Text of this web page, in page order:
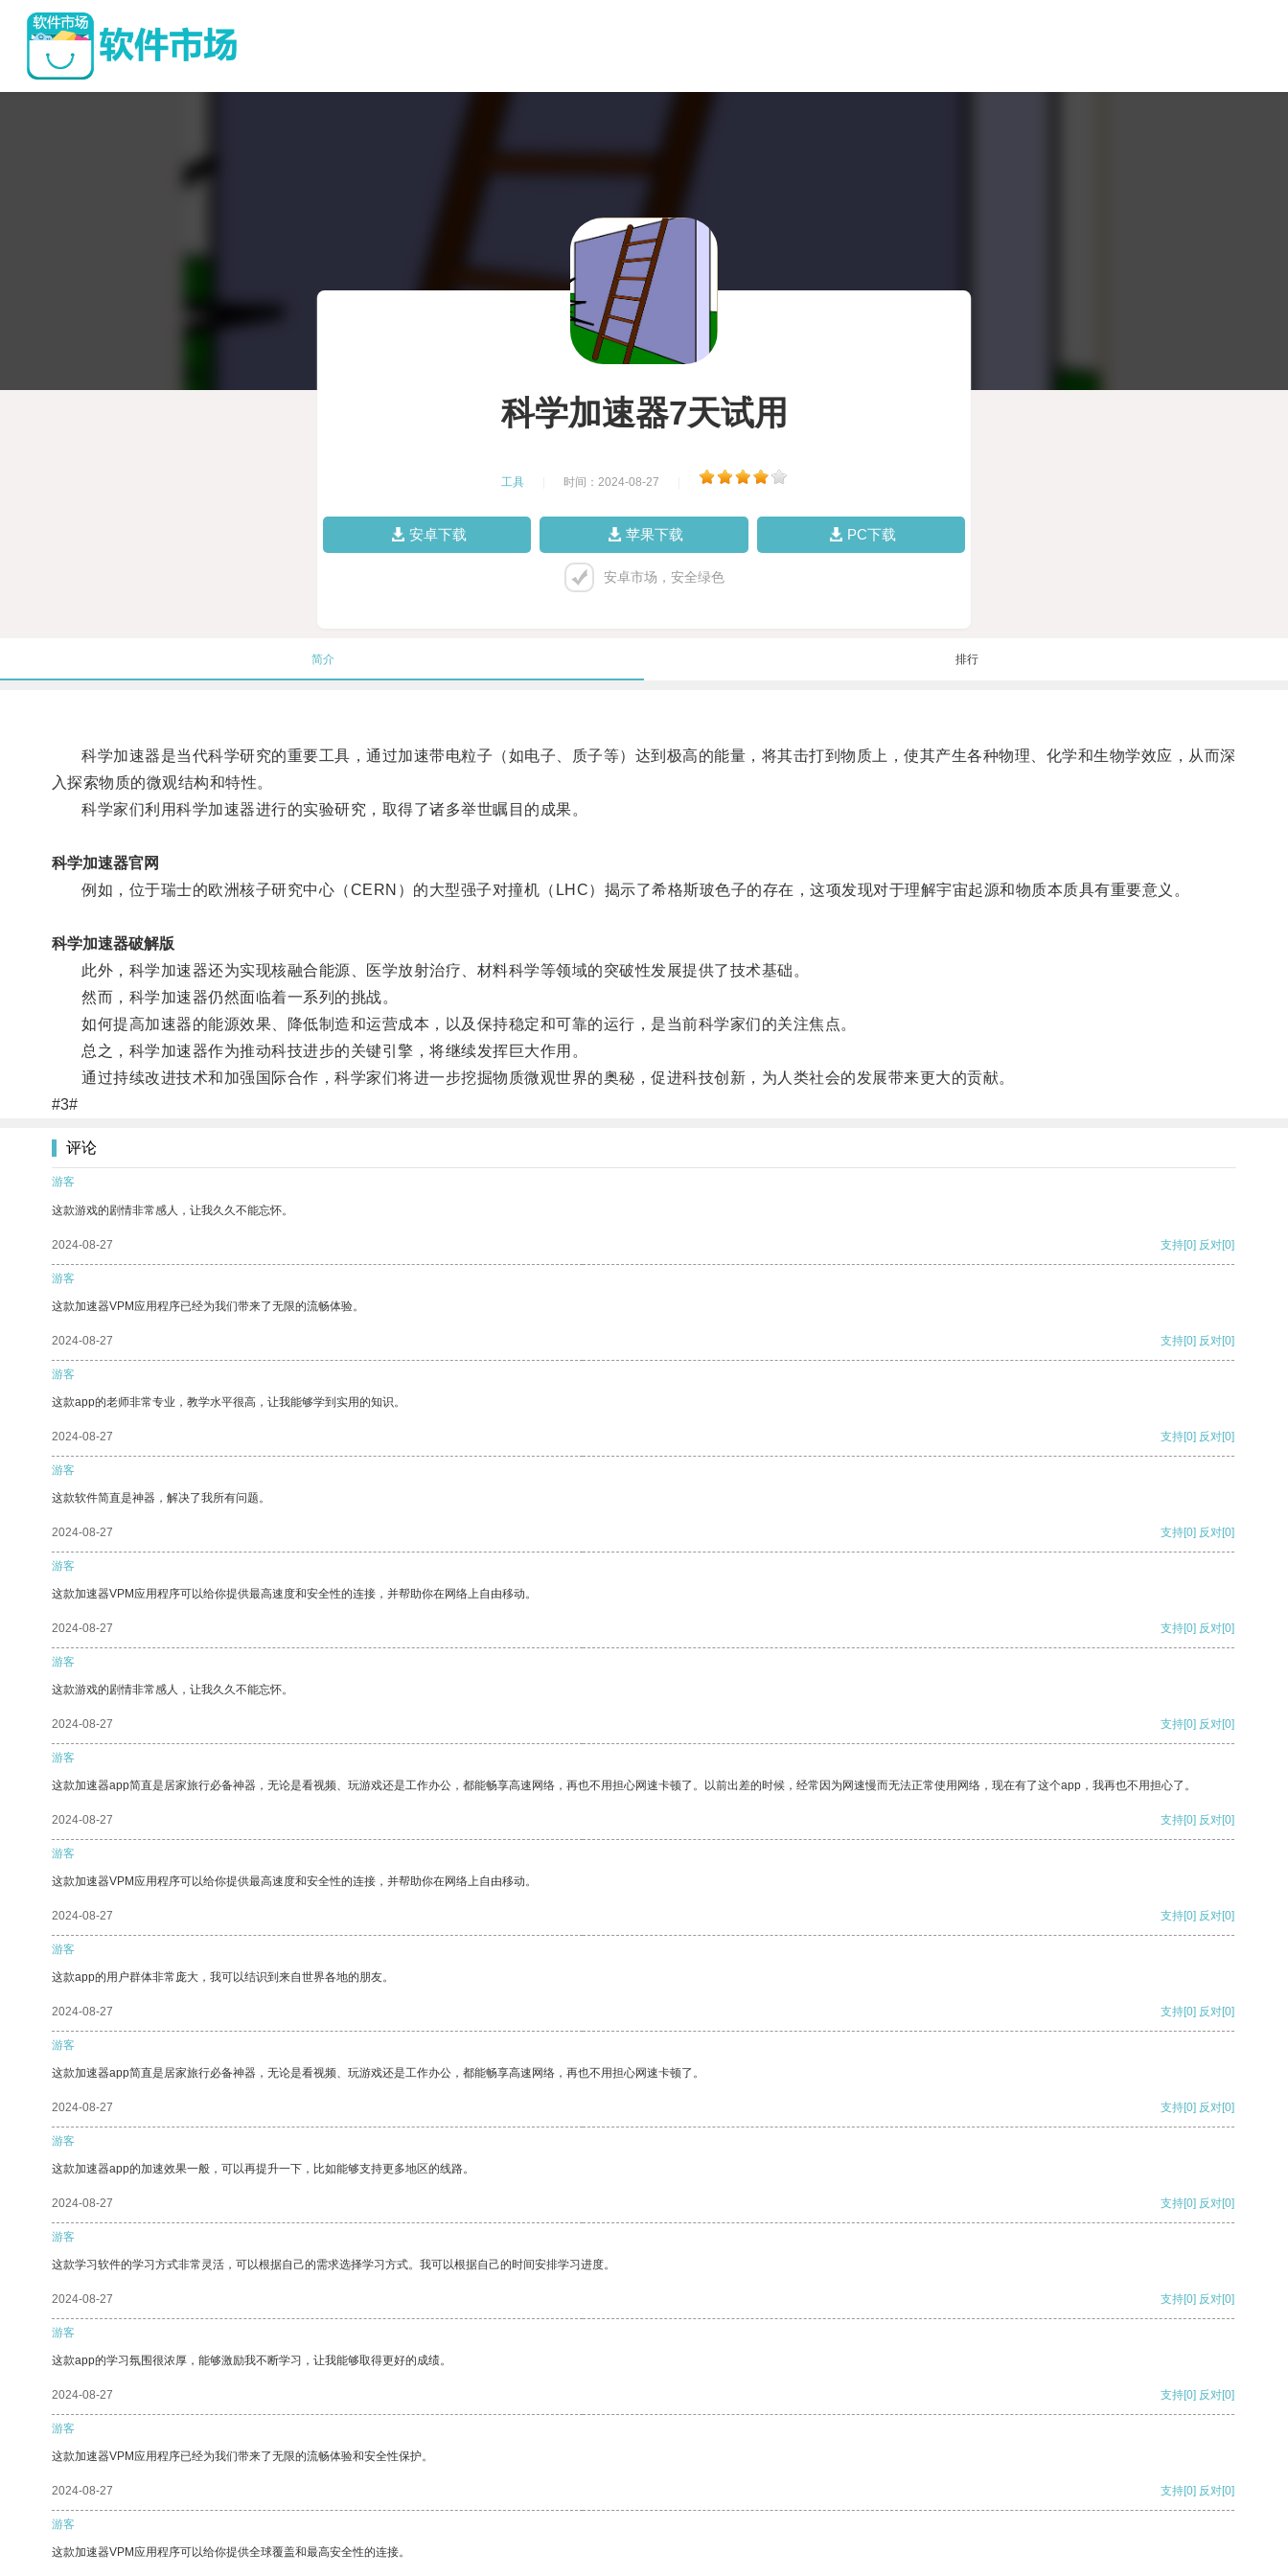
科学加速器7天试用
工具 时间：2024-08-27
安卓下载 苹果下载 PC下载
安卓市场，安全绿色
简介 排行
科学加速器是当代科学研究的重要工具，通过加速带电粒子（如电子、质子等）达到极高的能量，将其击打到物质上，使其产生各种物理、化学和生物学效应，从而深
入探索物质的微观结构和特性。
科学家们利用科学加速器进行的实验研究，取得了诸多举世瞩目的成果。
科学加速器官网
例如，位于瑞士的欧洲核子研究中心（CERN）的大型强子对撞机（LHC）揭示了希格斯玻色子的存在，这项发现对于理解宇宙起源和物质本质具有重要意义。
科学加速器破解版
此外，科学加速器还为实现核融合能源、医学放射治疗、材料科学等领域的突破性发展提供了技术基础。
然而，科学加速器仍然面临着一系列的挑战。
如何提高加速器的能源效果、降低制造和运营成本，以及保持稳定和可靠的运行，是当前科学家们的关注焦点。
总之，科学加速器作为推动科技进步的关键引擎，将继续发挥巨大作用。
通过持续改进技术和加强国际合作，科学家们将进一步挖掘物质微观世界的奥秘，促进科技创新，为人类社会的发展带来更大的贡献。
#3#
评论
游客
这款游戏的剧情非常感人，让我久久不能忘怀。
2024-08-27 支持[0] 反对[0]
游客
这款加速器VPM应用程序已经为我们带来了无限的流畅体验。
2024-08-27 支持[0] 反对[0]
游客
这款app的老师非常专业，教学水平很高，让我能够学到实用的知识。
2024-08-27 支持[0] 反对[0]
游客
这款软件简直是神器，解决了我所有问题。
2024-08-27 支持[0] 反对[0]
游客
这款加速器VPM应用程序可以给你提供最高速度和安全性的连接，并帮助你在网络上自由移动。
2024-08-27 支持[0] 反对[0]
游客
这款游戏的剧情非常感人，让我久久不能忘怀。
2024-08-27 支持[0] 反对[0]
游客
这款加速器app简直是居家旅行必备神器，无论是看视频、玩游戏还是工作办公，都能畅享高速网络，再也不用担心网速卡顿了。以前出差的时候，经常因为网速慢而无法正常使用网络，现在有了这个app，我再也不用担心了。
2024-08-27 支持[0] 反对[0]
游客
这款加速器VPM应用程序可以给你提供最高速度和安全性的连接，并帮助你在网络上自由移动。
2024-08-27 支持[0] 反对[0]
游客
这款app的用户群体非常庞大，我可以结识到来自世界各地的朋友。
2024-08-27 支持[0] 反对[0]
游客
这款加速器app简直是居家旅行必备神器，无论是看视频、玩游戏还是工作办公，都能畅享高速网络，再也不用担心网速卡顿了。
2024-08-27 支持[0] 反对[0]
游客
这款加速器app的加速效果一般，可以再提升一下，比如能够支持更多地区的线路。
2024-08-27 支持[0] 反对[0]
游客
这款学习软件的学习方式非常灵活，可以根据自己的需求选择学习方式。我可以根据自己的时间安排学习进度。
2024-08-27 支持[0] 反对[0]
游客
这款app的学习氛围很浓厚，能够激励我不断学习，让我能够取得更好的成绩。
2024-08-27 支持[0] 反对[0]
游客
这款加速器VPM应用程序已经为我们带来了无限的流畅体验和安全性保护。
2024-08-27 支持[0] 反对[0]
游客
这款加速器VPM应用程序可以给你提供全球覆盖和最高安全性的连接。